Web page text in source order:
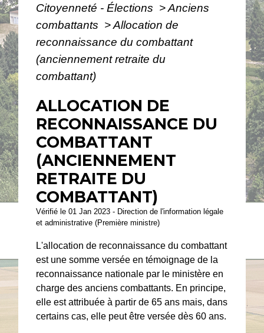
Citoyenneté - Élections >Anciens
combattants >Allocation de
reconnaissance du combattant
(anciennement retraite du
combattant)
ALLOCATION DE
RECONNAISSANCE DU
COMBATTANT
(ANCIENNEMENT
RETRAITE DU
COMBATTANT)
Vérifié le 01 Jan 2023 - Direction de l'information légale
et administrative (Première ministre)
L'allocation de reconnaissance du combattant
est une somme versée en témoignage de la
reconnaissance nationale par le ministère en
charge des anciens combattants. En principe,
elle est attribuée à partir de 65 ans mais, dans
certains cas, elle peut être versée dès 60 ans.